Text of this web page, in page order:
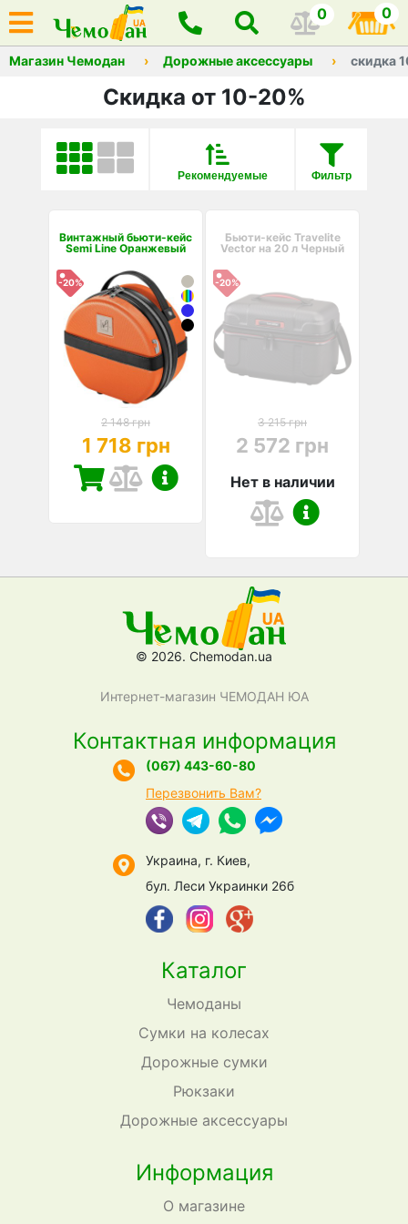
0 0
Магазин Чемодан Дорожные аксессуары скидка
Скидка от 10-20%
Фильтр
Рекомендуемые
Винтажный бьюти-кейс
Semi Line Оранжевый
-20%
2 148 грн
1 718 грн
Бьюти-кейс Travelite
Vector на 20 л Черный
-20%
3 215 грн
2 572 грн
Нет в наличии
© 2026. Chemodan.ua
Интернет-магазин ЧЕМОДАН ЮА
Каталог
Чемоданы
Сумки на колесах
Дорожные сумки
Рюкзаки
Дорожные аксессуары
Информация
О магазине
Контактная информация
(067) 443-60-80
Перезвонить Вам?
Украина, г. Киев,
бул. Леси Украинки 26б